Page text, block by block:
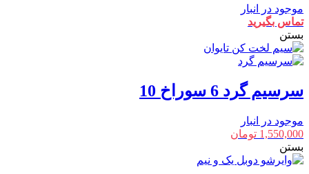
موجود در انبار
تماس بگیرید
بستن
سرسیم گرد 6 سوراخ 10
موجود در انبار
1,550,000 تومان
بستن